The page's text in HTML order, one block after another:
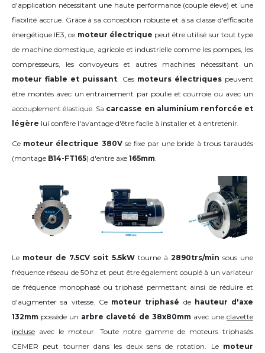
d'application nécessitant une haute performance (couple élevé) et une
fiabilité accrue. Grâce à sa conception robuste et à sa classe d'efficacité
énergétique IE3, ce moteur électrique peut être utilisé sur tout type
de machine domestique, agricole et industrielle comme les pompes, les
compresseurs, les convoyeurs et autres machines nécessitant un
moteur fiable et puissant. Ces moteurs électriquespeuvent
être montés avec un entrainement par poulie et courroie ou avec un
accouplement élastique. Sa carcasse en aluminium renforcée et
légère lui confère l'avantage d'être facile à installer et à entretenir.
Ce moteur électrique 380Vse fixe par une bride à trous taraudés
(montage B14-FT165) d'entre axe 165mm.
Le moteur de 7.5CV soit 5.5kWtourne à 2890trs/min sous une
fréquence réseau de 50hz et peut être également couplé à un variateur
de fréquence monophasé ou triphasé permettant ainsi de réduire et
d'augmenter sa vitesse. Ce moteur triphasé de hauteur d'axe
132mm possède un arbre claveté de 38x80mmavec uneclavette
incluse avec le moteur. Toute notre gamme de moteurs triphasés
CEMER peut tourner dans les deux sens de rotation. Le moteur